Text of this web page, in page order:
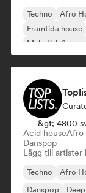
Techno Afro
Framtida house
Melodisk &
&gt; 4800
Acid houseAfro
Danspop
Lägg till artister
Techno Afro
Danspop